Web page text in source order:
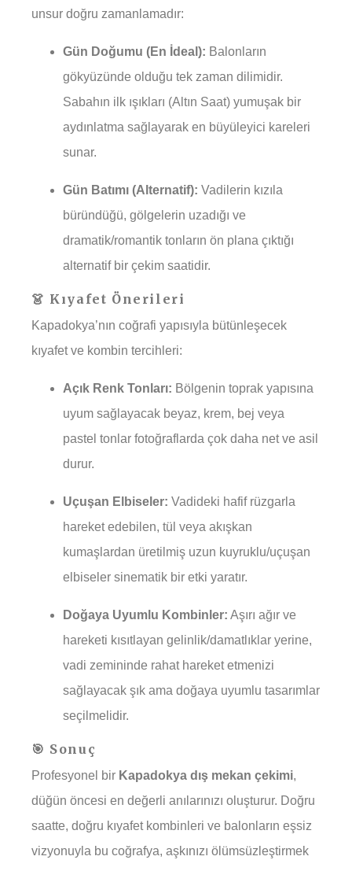
unsur doğru zamanlamadır:
Gün Doğumu (En İdeal): Balonların
gökyüzünde olduğu tek zaman dilimidir.
Sabahın ilk ışıkları (Altın Saat) yumuşak bir
aydınlatma sağlayarak en büyüleyici kareleri
sunar.
Gün Batımı (Alternatif): Vadilerin kızıla
büründüğü, gölgelerin uzadığı ve
dramatik/romantik tonların ön plana çıktığı
alternatif bir çekim saatidir.
👗 Kıyafet Önerileri
Kapadokya’nın coğrafi yapısıyla bütünleşecek
kıyafet ve kombin tercihleri:
Açık Renk Tonları: Bölgenin toprak yapısına
uyum sağlayacak beyaz, krem, bej veya
pastel tonlar fotoğraflarda çok daha net ve asil
durur.
Uçuşan Elbiseler: Vadideki hafif rüzgarla
hareket edebilen, tül veya akışkan
kumaşlardan üretilmiş uzun kuyruklu/uçuşan
elbiseler sinematik bir etki yaratır.
Doğaya Uyumlu Kombinler: Aşırı ağır ve
hareketi kısıtlayan gelinlik/damatlıklar yerine,
vadi zemininde rahat hareket etmenizi
sağlayacak şık ama doğaya uyumlu tasarımlar
seçilmelidir.
🎯 Sonuç
Profesyonel bir Kapadokya dış mekan çekimi,
düğün öncesi en değerli anılarınızı oluşturur. Doğru
saatte, doğru kıyafet kombinleri ve balonların eşsiz
vizyonuyla bu coğrafya, aşkınızı ölümsüzleştirmek